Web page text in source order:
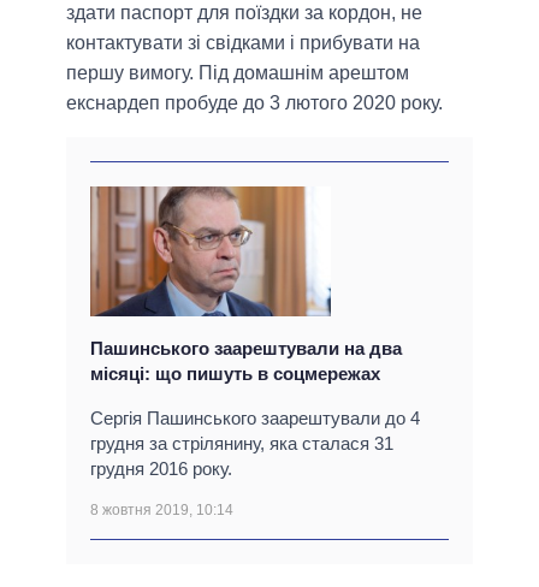
здати паспорт для поїздки за кордон, не
контактувати зі свідками і прибувати на
першу вимогу. Під домашнім арештом
екснардеп пробуде до 3 лютого 2020 року.
Пашинського заарештували на два
місяці: що пишуть в соцмережах
Сергія Пашинського заарештували до 4
грудня за стрілянину, яка сталася 31
грудня 2016 року.
8 жовтня 2019, 10:14